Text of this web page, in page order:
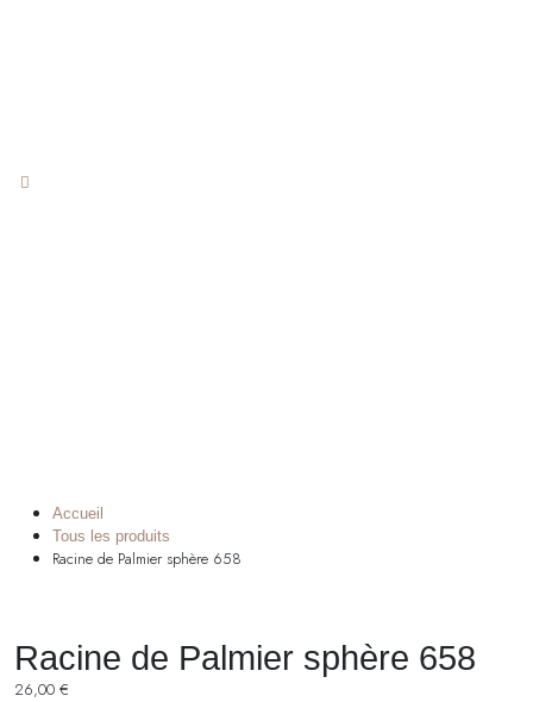
Accueil
Tous les produits
Racine de Palmier sphère 658
Racine de Palmier sphère 658
26,00 €